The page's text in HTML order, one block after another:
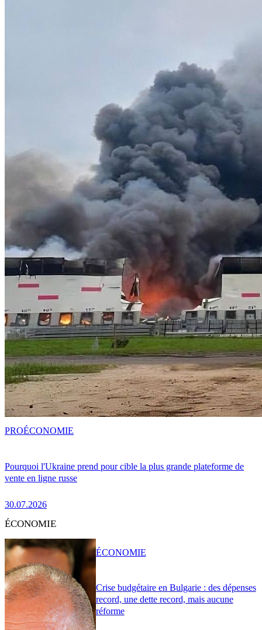
Pourquoi l'Ukraine prend pour cible la plus grande plateforme de
vente en ligne russe
30.07.2026
PROÉCONOMIE
ÉCONOMIE
Crise budgétaire en Bulgarie : des dépenses
record, une dette record, mais aucune
réforme
ÉCONOMIE